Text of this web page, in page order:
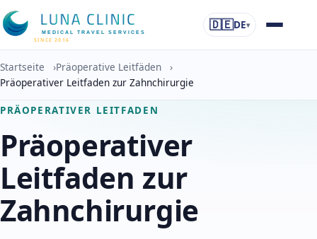
MEDICAL TRAVEL SERVICES
SINCE 2016
🇩🇪DE▾
Startseite ›Präoperative Leitfäden
›
Präoperativer Leitfaden zur Zahnchirurgie
PRÄOPERATIVER LEITFADEN
Präoperativer
Leitfaden zur
Zahnchirurgie